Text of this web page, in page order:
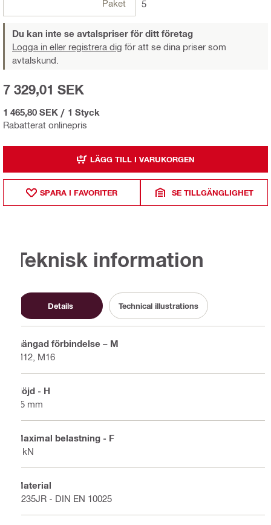
Paket 5
Du kan inte se avtalspriser för ditt företag
Logga in eller registrera dig för att se dina priser som
avtalskund.
Rabatterat onlinepris
7 329,01 SEK
1 465,80 SEK / 1 Styck
LÄGG TILL I VARUKORGEN
SPARA I FAVORITER SE TILLGÄNGLIGHET
Teknisk information
Details Technical illustrations
Gängad förbindelse – M
M12, M16
Höjd - H
45 mm
Maximal belastning - F
6 kN
Material
S235JR - DIN EN 10025